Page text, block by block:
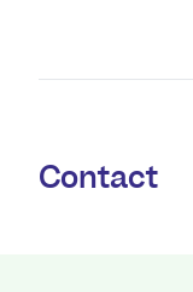
Contact